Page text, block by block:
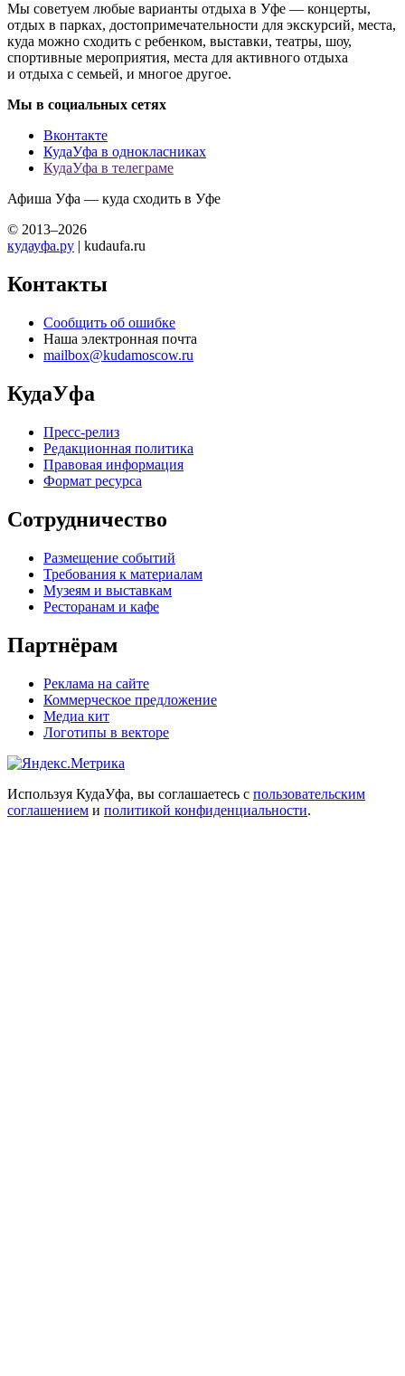
Мы советуем любые варианты отдыха в Уфе — концерты,
отдых в парках, достопримечательности для экскурсий, места,
куда можно сходить с ребенком, выставки, театры, шоу,
спортивные мероприятия, места для активного отдыха
и отдыха с семьей, и многое другое.
Мы в социальных сетях
Вконтакте
КудаУфа в однокласниках
КудаУфа в телеграме
Афиша Уфа — куда сходить в Уфе
© 2013–2026
кудауфа.ру | kudaufa.ru
Контакты
Сообщить об ошибке
Наша электронная почта
mailbox@kudamoscow.ru
КудаУфа
Пресс-релиз
Редакционная политика
Правовая информация
Формат ресурса
Сотрудничество
Размещение событий
Требования к материалам
Музеям и выставкам
Ресторанам и кафе
Партнёрам
Реклама на сайте
Коммерческое предложение
Медиа кит
Логотипы в векторе
Используя КудаУфа, вы соглашаетесь с пользовательским
соглашением и политикой конфиденциальности.